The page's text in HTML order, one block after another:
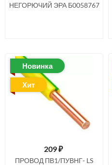
НЕГОРЮЧИЙ ЭРА Б0058767
Новинка
Хит
209₽
ПРОВОД ПВ1/ПУВНГ- LS